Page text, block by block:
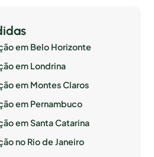
em Belo Horizonte
em Londrina
em Montes Claros
em Pernambuco
em Santa Catarina
no Rio de Janeiro